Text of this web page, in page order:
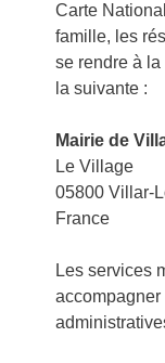
Carte
famille, les
se rendre à la
la suivante :
Mairie de
Le Village
05800 Villar-
France
Les services